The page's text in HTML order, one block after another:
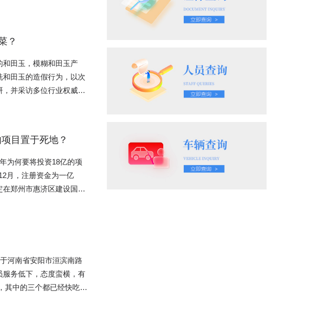
联网＋明厨亮灶”，将
供者在第三方平台、自
式实时公开食品加工制
。今年2月，正式上线
重要方向之一，对开
卖已推动3万家门店开
为外卖商家的标配”。
有时间看直播。”在浙江
送达速度，我会尽量选择
直播镜头对准后厨角落而
实现平台、商家、消费
街上的“浣熊食堂”迎
了多家外卖店铺。在12
麻利——盛出刚煮好的米
上“食安封签”，放到外
摄像头同步记录着，美
序。一位工人在被多次
合格的检测报告，产品
皇之销售假冒伪劣产
些商家低廉的报价和他
器材批发门店的销售人
GB4066-2017干粉灭火
偷降低到50%甚至降到
制菜。槽头肉，是指猪
和甲状腺，属于猪肉中
处理不干净的劣质槽头
花酒
消费市场上，短短3年时
元，精品装售价58600
比较偏僻、单价便宜的
机关应尽
行法律层面的规范和管
业收费乱象进行整治 漫
灰盒进行祭奠，家住江
去：楼道里挤着七八个
腰鞠躬，一张黑白遗像
应又有些害怕，“我该怎
可能“住的死人比活人
带着这些问题，在清明
乍到，囊中羞涩的他在
远，但交通较为发
？
田玉，模糊和田玉产
田玉的造假行为，以次
并采访多位行业权威专
酸洗，专家不建议佩
了将和田玉卖的价格更
泽不佳的低品质玉石，
目测色泽更纯净以求谋
家鉴定为，东北大白
玉的
间还存在一种非常普遍
是地域概念，并非特指新
比较明显的鉴定特征
18亿的项目置于死地？
为何要将投资18亿的项
郑州市惠济区建设国美
】186号)文，确定该项
止目前已投资18亿元，
15日，
河南省安阳市洹滨南路
务低下，态度蛮横，有
账，服务员拿来的单子